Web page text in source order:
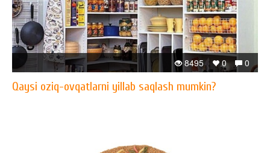
0
0
8495
Qaysi oziq-ovqatlarni yillab saqlash mumkin?